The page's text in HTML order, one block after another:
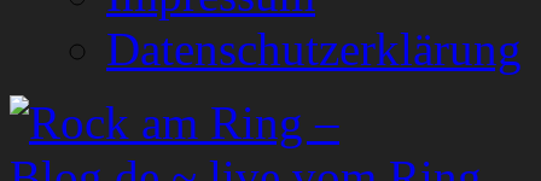
Datenschutzerklärung